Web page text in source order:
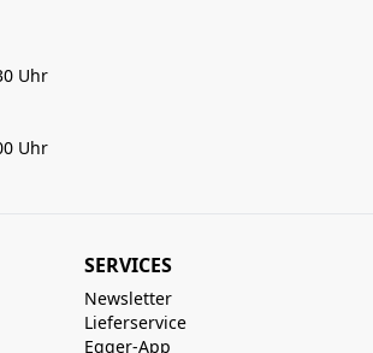
Uhr
Uhr
SERVICES
Newsletter
Lieferservice
Egger-App